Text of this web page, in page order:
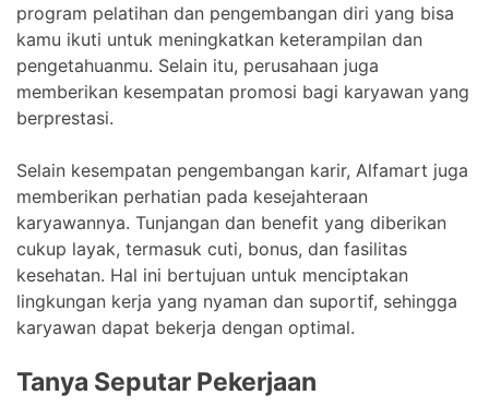
program pelatihan dan pengembangan diri yang bisa
kamu ikuti untuk meningkatkan keterampilan dan
pengetahuanmu. Selain itu, perusahaan juga
memberikan kesempatan promosi bagi karyawan yang
berprestasi.
Selain kesempatan pengembangan karir, Alfamart juga
memberikan perhatian pada kesejahteraan
karyawannya. Tunjangan dan benefit yang diberikan
cukup layak, termasuk cuti, bonus, dan fasilitas
kesehatan. Hal ini bertujuan untuk menciptakan
lingkungan kerja yang nyaman dan suportif, sehingga
karyawan dapat bekerja dengan optimal.
Tanya Seputar Pekerjaan